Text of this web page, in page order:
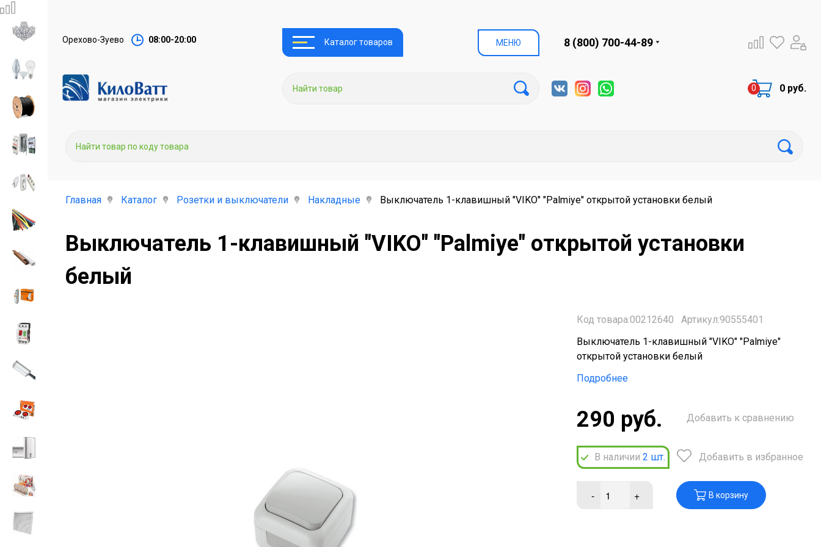
Орехово-Зуево 08:00-20:00 Каталог товаров МЕНЮ 8 (800) 700-44-89
0 руб.
Главная Каталог Розетки и выключатели Накладные Выключатель 1-клавишный "VIKO" "Palmiye" открытой установки белый
Выключатель 1-клавишный "VIKO" "Palmiye" открытой установки
белый
Код товара:00212640
Артикул:90555401
Выключатель 1-клавишный "VIKO" "Palmiye"
открытой установки белый
Подробнее
290 руб.
В наличии 2 шт.
Добавить к сравнению
Добавить в избранное
- + В корзину